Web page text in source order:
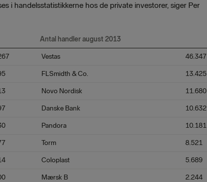
i handelsstatistikkerne hos de private investorer, siger Per
Antal handler august 2013
Vestas 46.347
FLSmidth & Co. 13.425
Novo Nordisk 11.680
Danske Bank 10.632
Pandora 10.181
Torm 8.521
Coloplast 5.689
Mærsk B 2.244